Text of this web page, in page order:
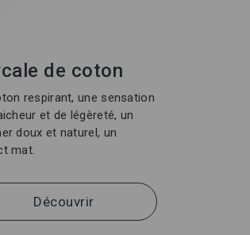
de coton
respirant, une sensation
et de légèreté, un
doux et naturel, un
mat.
Découvrir